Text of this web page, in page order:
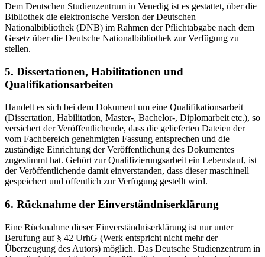
Dem Deutschen Studienzentrum in Venedig ist es gestattet, über die
Bibliothek die elektronische Version der Deutschen
Nationalbibliothek (DNB) im Rahmen der Pflichtabgabe nach dem
Gesetz über die Deutsche Nationalbibliothek zur Verfügung zu
stellen.
5. Dissertationen, Habilitationen und
Qualifikationsarbeiten
Handelt es sich bei dem Dokument um eine Qualifikationsarbeit
(Dissertation, Habilitation, Master-, Bachelor-, Diplomarbeit etc.), so
versichert der Veröffentlichende, dass die gelieferten Dateien der
vom Fachbereich genehmigten Fassung entsprechen und die
zuständige Einrichtung der Veröffentlichung des Dokumentes
zugestimmt hat. Gehört zur Qualifizierungsarbeit ein Lebenslauf, ist
der Veröffentlichende damit einverstanden, dass dieser maschinell
gespeichert und öffentlich zur Verfügung gestellt wird.
6. Rücknahme der Einverständniserklärung
Eine Rücknahme dieser Einverständniserklärung ist nur unter
Berufung auf § 42 UrhG (Werk entspricht nicht mehr der
Überzeugung des Autors) möglich. Das Deutsche Studienzentrum in